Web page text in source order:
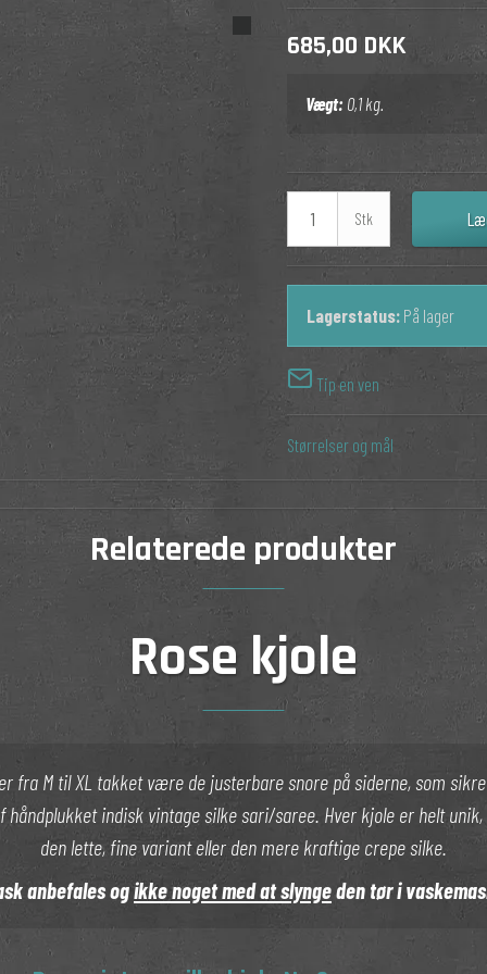
685,00 DKK
Vægt: 0,1 kg.
Stk
Lagerstatus: På lager
Tip en ven
Størrelser og mål
Relaterede produkter
Rose kjole
fra M til XL takket være de justerbare snore på siderne, som
indisk vintage silke sari/saree. Hver kjole er helt
den lette, fine variant eller den mere kraftige crepe silke.
anbefales ogikke noget med at slyngeden tør i